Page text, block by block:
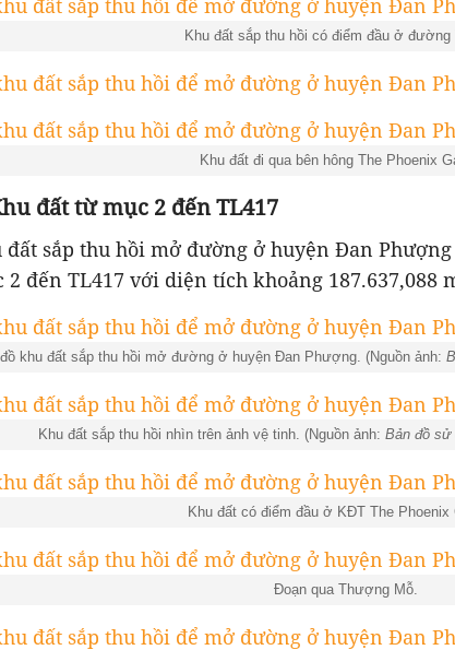
Khu đất sắp thu hồi có điểm đầu ở đường
Khu đất đi qua bên hông The Phoenix
đất từ mục 2 đến TL417
đất sắp thu hồi mở đường ở huyện Đan
2 đến TL417 với diện tích khoảng 187.637,088
khu đất sắp thu hồi mở đường ở huyện Đan Phượng. (Nguồn ảnh:
Khu đất sắp thu hồi nhìn trên ảnh vệ tinh. (Nguồn ảnh: Bản đồ sử
Khu đất có điểm đầu ở KĐT The Phoenix
Đoạn qua Thượng Mỗ.